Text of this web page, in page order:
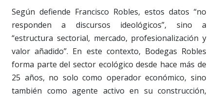
Según defiende Francisco Robles, estos datos “no
responden a discursos ideológicos”, sino a
“estructura sectorial, mercado, profesionalización y
valor añadido”. En este contexto, Bodegas Robles
forma parte del sector ecológico desde hace más de
25 años, no solo como operador económico, sino
también como agente activo en su construcción,